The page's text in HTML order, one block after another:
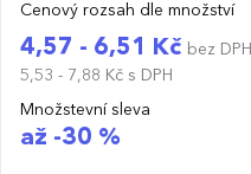
Cenový rozsah dle množství
4,57 - 6,51 Kč bez DPH
5,53 - 7,88 Kč s DPH
Množstevní sleva
až -30 %